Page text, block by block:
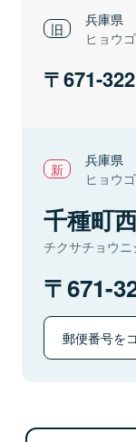
兵庫県
ヒョウ
671-
兵庫県
ヒョウ
千種町
チクサチョウニ
671-
郵便番号を